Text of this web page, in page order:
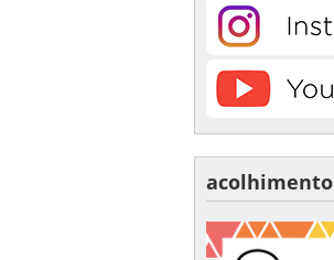
acolhimento